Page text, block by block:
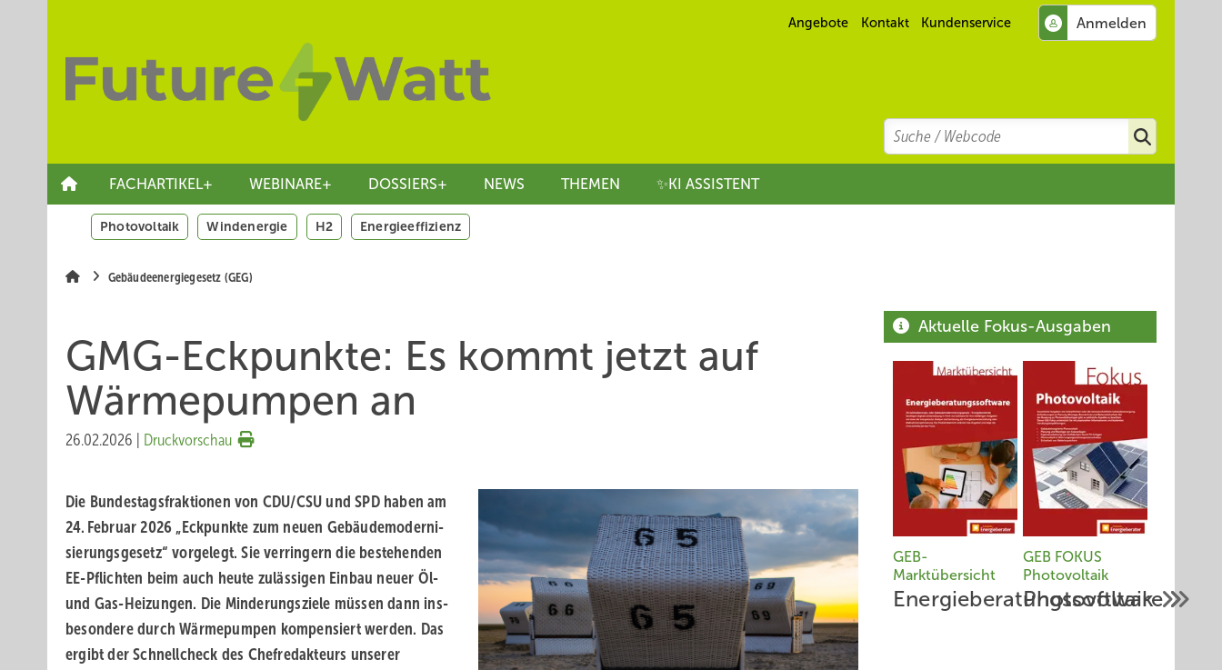
Angebote Kontakt Kundenservice
Search
Suchen
FACHARTIKEL+ WEBINARE+ DOSSIERS+ NEWS THEMEN ✨KI ASSISTENT
Photovoltaik Windenergie H2 Energieeffizienz
Gebäudeenergiegesetz (GEG)
GMG-Eckpunkte: Es kommt jetzt auf
Wärmepumpen an
26.02.2026 Druckvorschau
Die Bundestagsfraktionen von CDU/CSU und SPD haben am
24. Februar 2026 „Eckpunkte zum neuen Gebäude­moderni­
sierungs­gesetz“ vorgelegt. Sie verringern die bestehenden
EE-Pflichten beim auch heute zu­lässigen Einbau neuer Öl-
und Gas-Heizungen. Die Minderungs­ziele müssen dann ins­
be­sondere durch Wärme­pumpen kompensiert werden. Das
ergibt der Schnellcheck des Chefredakteurs unserer
Aktuelle Fokus-Ausgaben
GEB-
Marktübersicht
Energieberatungssoftware
GEB FOKUS
Photovoltaik
Photovoltaik